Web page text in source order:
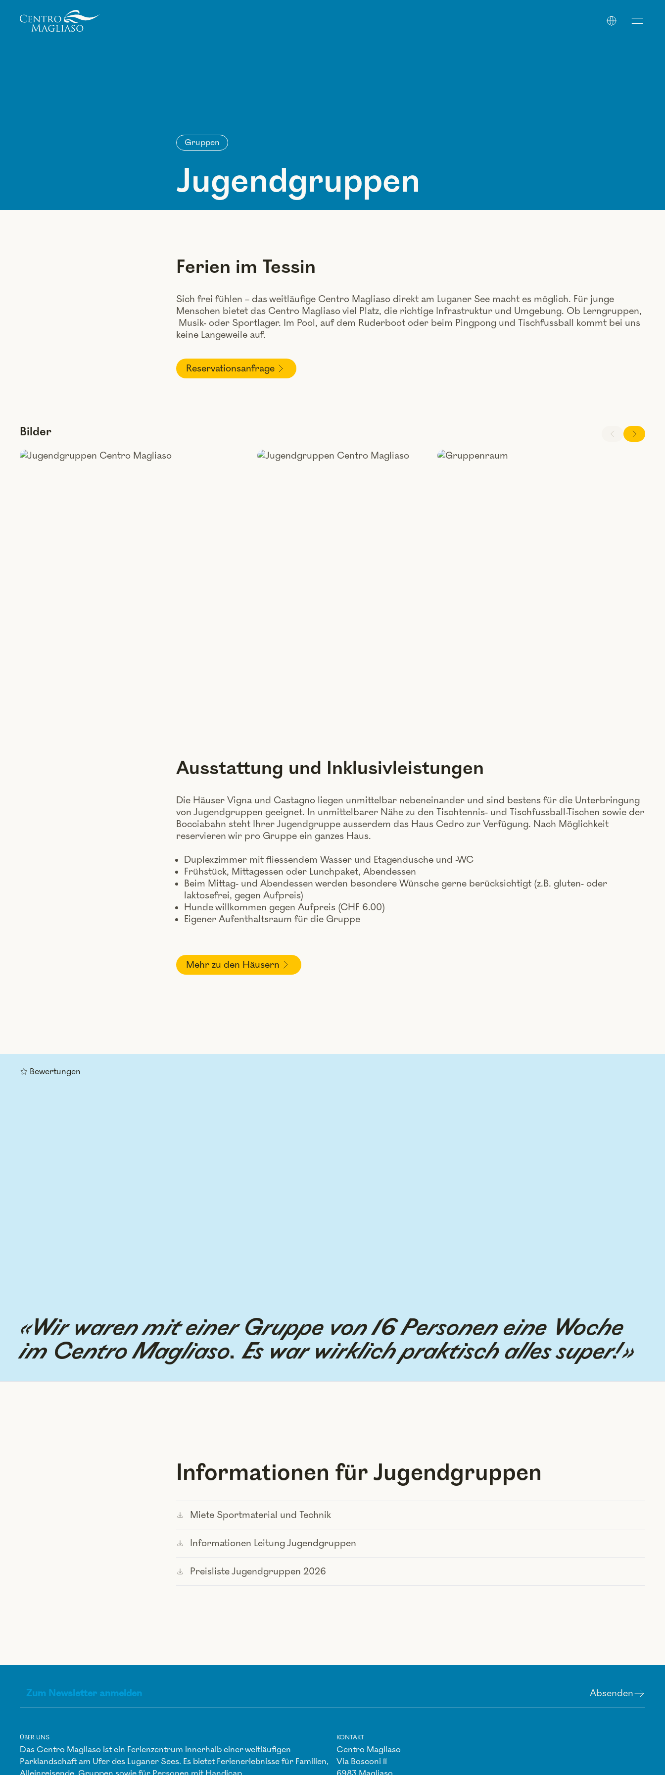
Your Company
Gruppen
Jugendgruppen
Ferien im Tessin
Sich frei fühlen – das weitläufige Centro Magliaso direkt am Luganer See macht es möglich. Für junge
Menschen bietet das Centro Magliaso viel Platz, die richtige Infrastruktur und Umgebung. Ob Lerngruppen,
Musik- oder Sportlager. Im Pool, auf dem Ruderboot oder beim Pingpong und Tischfussball kommt bei uns
keine Langeweile auf.
Reservationsanfrage
Bilder
Ausstattung und Inklusivleistungen
Die Häuser Vigna und Castagno liegen unmittelbar nebeneinander und sind bestens für die Unterbringung
von Jugendgruppen geeignet. In unmittelbarer Nähe zu den Tischtennis- und Tischfussball-Tischen sowie der
Bocciabahn steht Ihrer Jugendgruppe ausserdem das Haus Cedro zur Verfügung. Nach Möglichkeit
reservieren wir pro Gruppe ein ganzes Haus.
Duplexzimmer mit fliessendem Wasser und Etagendusche und -WC
Frühstück, Mittagessen oder Lunchpaket, Abendessen
Beim Mittag- und Abendessen werden besondere Wünsche gerne berücksichtigt (z.B. gluten- oder
laktosefrei, gegen Aufpreis)
Hunde willkommen gegen Aufpreis (CHF 6.00)
Eigener Aufenthaltsraum für die Gruppe
Mehr zu den Häusern
Bewertungen
«Wir waren mit einer Gruppe von 16 Personen eine Woche
im Centro Magliaso. Es war wirklich praktisch alles super!»
Informationen für Jugendgruppen
Miete Sportmaterial und Technik
Informationen Leitung Jugendgruppen
Preisliste Jugendgruppen 2026
Absenden
ÜBER UNS
Das Centro Magliaso ist ein Ferienzentrum innerhalb einer weitläufigen
Parklandschaft am Ufer des Luganer Sees. Es bietet Ferienerlebnisse für Familien,
KONTAKT
Centro Magliaso
Via Bosconi 11